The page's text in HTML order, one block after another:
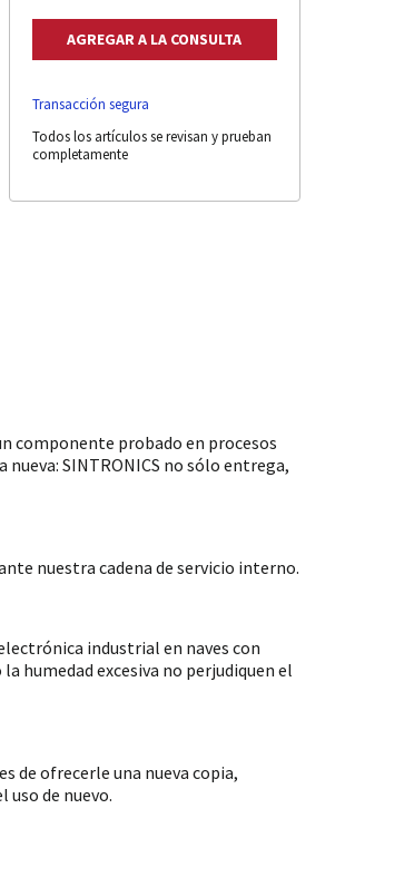
Transacción segura
Todos los artículos se revisan y prueban
completamente
componente probado en procesos
SINTRONICS no sólo entrega,
nuestra cadena de servicio interno.
industrial en naves con
humedad excesiva no perjudiquen el
de ofrecerle una nueva copia,
de nuevo.